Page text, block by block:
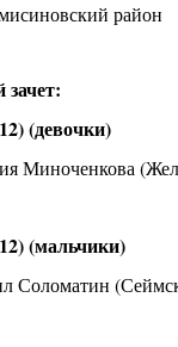
район
(девочки)
Миноченкова
(мальчики)
Соломатин